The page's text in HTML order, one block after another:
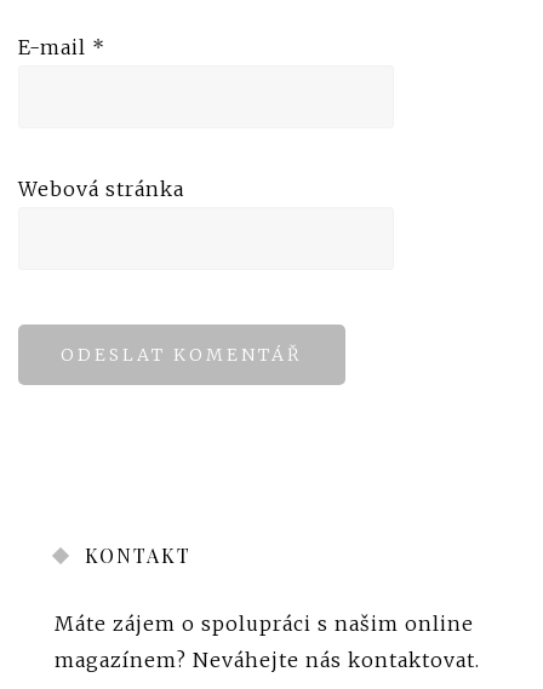
E-mail *
Webová stránka
KONTAKT
Máte zájem o spolupráci s našim online
magazínem? Neváhejte nás kontaktovat.